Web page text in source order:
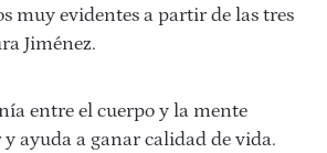
muy evidentes a partir de las tres
Jiménez.
entre el cuerpo y la mente
ayuda a ganar calidad de vida.